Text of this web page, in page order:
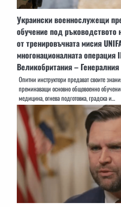
Украински военнослужещи
обучение под ръководството
от тренировъчната мисия
многонационалната операция
Великобритания –
Опитни инструктори предават своите
преминаващи основно общовоенно
медицина, огнева подготовка, градска и…